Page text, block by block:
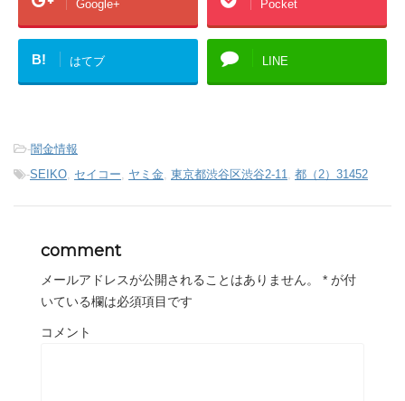
Google+ Pocket
B! はてブ LINE
-闇金情報
-SEIKO, セイコー, ヤミ金, 東京都渋谷区渋谷2-11, 都（2）31452
comment
メールアドレスが公開されることはありません。 * が付
いている欄は必須項目です
コメント